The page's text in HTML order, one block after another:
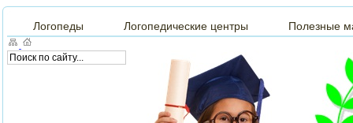
Логопеды Логопедические центры Полезные